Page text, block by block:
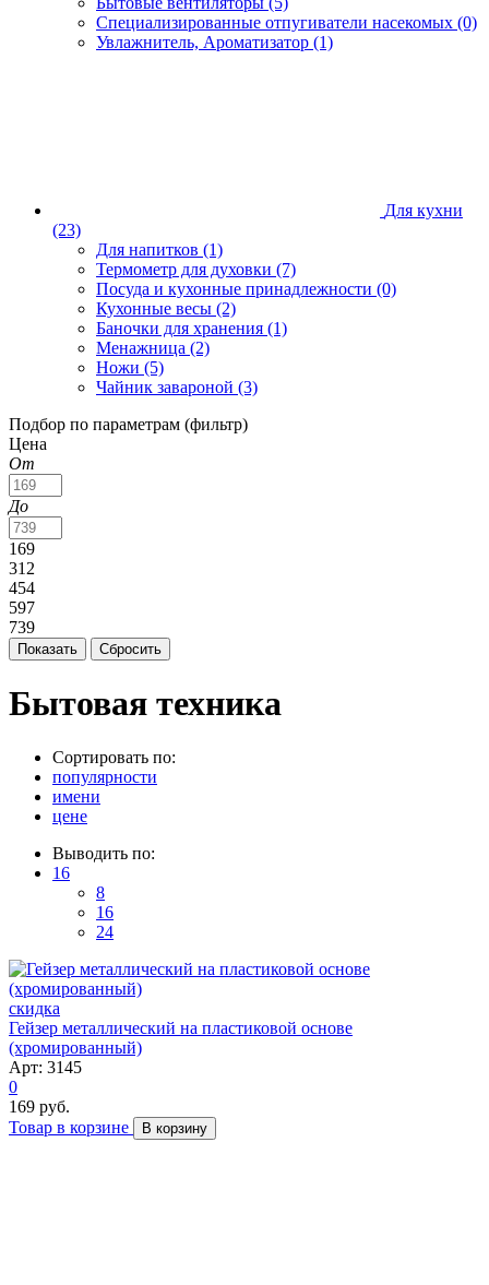
Специализированные отпугиватели насекомых (0)
Увлажнитель, Ароматизатор (1)
Для кухни
(23)
Для напитков (1)
Термометр для духовки (7)
Посуда и кухонные принадлежности (0)
Кухонные весы (2)
Баночки для хранения (1)
Менажница (2)
Ножи (5)
Чайник завароной (3)
Подбор по параметрам (фильтр)
Цена
От
До
169
312
454
597
739
Бытовая техника
Сортировать по:
популярности
имени
цене
Выводить по:
16
8
16
24
скидка
Гейзер металлический на пластиковой основе
(хромированный)
Арт: 3145
0
169 руб.
Товар в корзине
В корзину